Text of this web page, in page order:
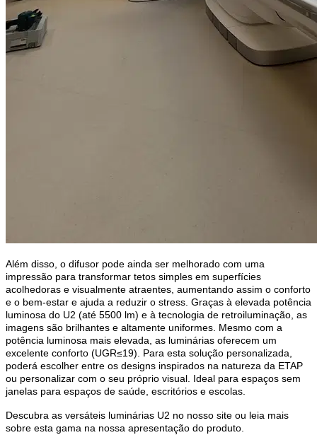
Além disso, o difusor pode ainda ser melhorado com uma
impressão para transformar tetos simples em superfícies
acolhedoras e visualmente atraentes, aumentando assim o conforto
e o bem-estar e ajuda a reduzir o stress. Graças à elevada potência
luminosa do U2 (até 5500 lm) e à tecnologia de retroiluminação, as
imagens são brilhantes e altamente uniformes. Mesmo com a
potência luminosa mais elevada, as luminárias oferecem um
excelente conforto (UGR≤19). Para esta solução personalizada,
poderá escolher entre os designs inspirados na natureza da ETAP
ou personalizar com o seu próprio visual. Ideal para espaços sem
janelas para espaços de saúde, escritórios e escolas.
Descubra as versáteis luminárias U2 no nosso site ou leia mais
sobre esta gama na nossa apresentação do produto.